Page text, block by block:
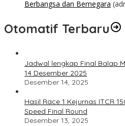
Berbangsa dan Bernegara
Otomatif Terbaru
Jadwal lengkap Final Balap
14 Desember 2025
Desember 14, 2025
Hasil Race 1 Kejurnas ITCR
Speed Final Round
Desember 13, 2025